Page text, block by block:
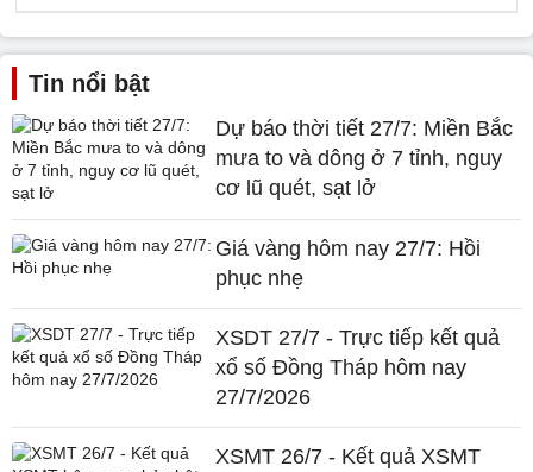
Tin nổi bật
Dự báo thời tiết 27/7: Miền Bắc
mưa to và dông ở 7 tỉnh, nguy
cơ lũ quét, sạt lở
Giá vàng hôm nay 27/7: Hồi
phục nhẹ
XSDT 27/7 - Trực tiếp kết quả
xổ số Đồng Tháp hôm nay
27/7/2026
XSMT 26/7 - Kết quả XSMT